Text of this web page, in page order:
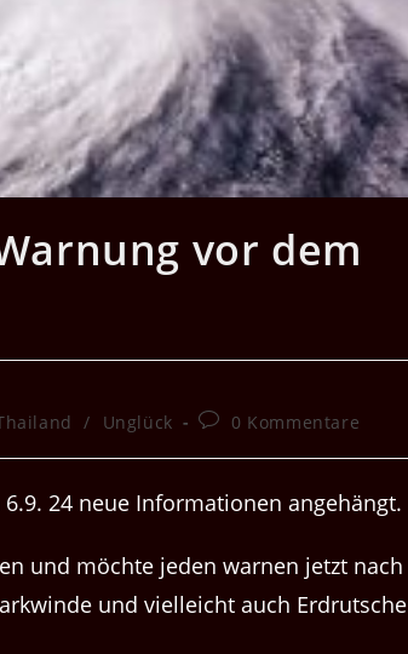
vor dem
/ Unglück
Beitrags-
0 Kommentare
24 neue Informationen angehängt.
und möchte jeden warnen jetzt nach
und vielleicht auch Erdrutsche